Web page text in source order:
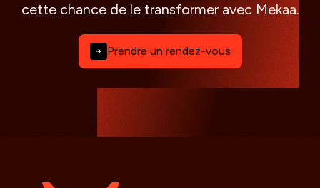
cette chance de le transformer avec Mekaa.
Prendre un rendez-vous